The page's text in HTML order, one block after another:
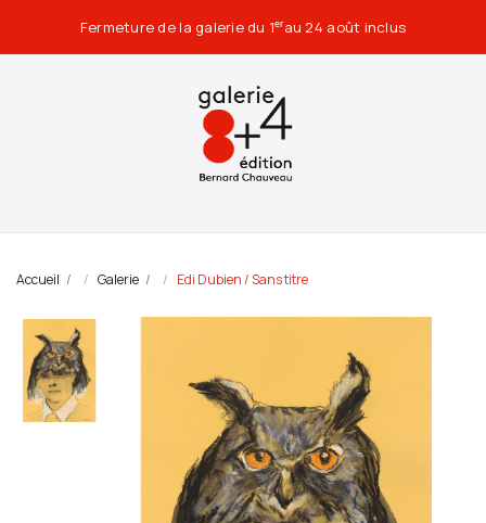
Fermeture de la galerie du 1erau 24 août inclus
Accueil Galerie Edi Dubien / Sans titre